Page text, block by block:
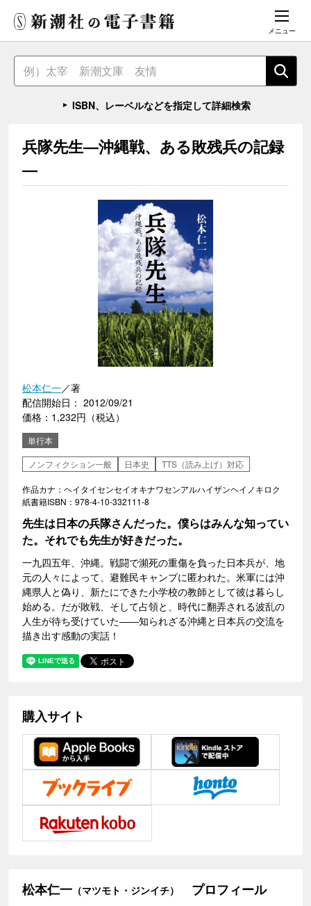
メニュー
ISBN、レーベルなどを指定して詳細検索
兵隊先生―沖縄戦、ある敗残兵の記録
―
松本仁一／著
配信開始日： 2012/09/21
価格：1,232円（税込）
単行本
ノンフィクション一般
日本史 TTS（読み上げ）対応
作品カナ：ヘイタイセンセイオキナワセンアルハイザンヘイノキロク
紙書籍ISBN：978-4-10-332111-8
先生は日本の兵隊さんだった。僕らはみんな知ってい
た。それでも先生が好きだった。
一九四五年、沖縄。戦闘で瀕死の重傷を負った日本兵が、地
元の人々によって、避難民キャンプに匿われた。米軍には沖
縄県人と偽り、新たにできた小学校の教師として彼は暮らし
始める。だが敗戦、そして占領と、時代に翻弄される波乱の
人生が待ち受けていた――知られざる沖縄と日本兵の交流を
描き出す感動の実話！
購入サイト
松本仁一 （マツモト・ジンイチ） プロフィール